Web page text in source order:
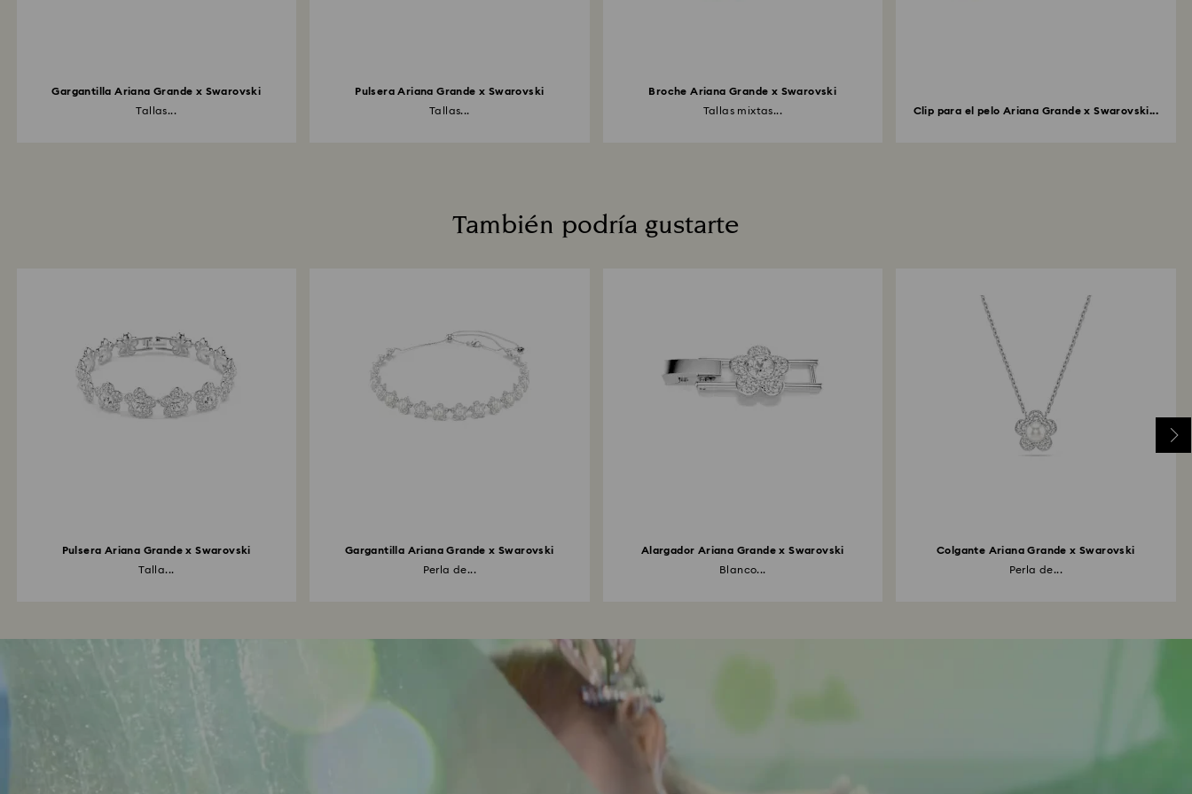
Gargantilla Ariana Grande x Swarovski
Tallas...
Pulsera Ariana Grande x Swarovski
Tallas...
Broche Ariana Grande x Swarovski
Tallas mixtas...
Clip para el pelo Ariana Grande x Swarovski...
También podría gustarte
Pulsera Ariana Grande x Swarovski
Talla...
Gargantilla Ariana Grande x Swarovski
Perla de...
Alargador Ariana Grande x Swarovski
Blanco...
Colgante Ariana Grande x Swarovski
Perla de...